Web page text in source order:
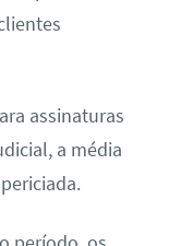
assinaturas
a média